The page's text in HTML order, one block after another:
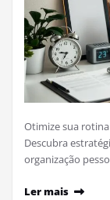
Otimize sua
Descubra
organização
Ler mais